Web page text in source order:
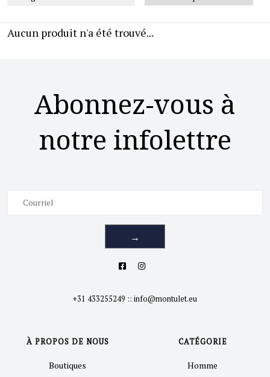
Aucun produit n'a été trouvé...
Abonnez-vous à
notre infolettre
→
+31 433255249 :: info@montulet.eu
À PROPOS DE NOUS
Boutiques
CATÉGORIE
Homme